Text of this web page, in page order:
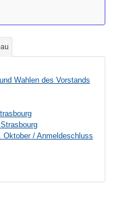
Wahlen des Vorstands
Oktober / Anmeldeschluss